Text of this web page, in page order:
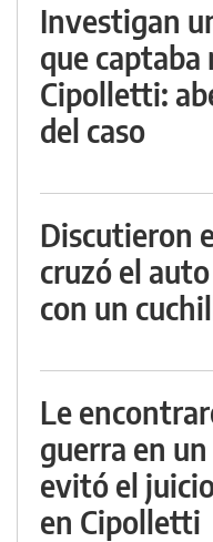
Investigan
que captaba
Cipolletti:
del caso
Discutieron
cruzó el
con un
Le
guerra en
evitó el
en Cipolletti